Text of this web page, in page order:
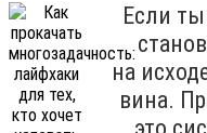
Если
на
вина.